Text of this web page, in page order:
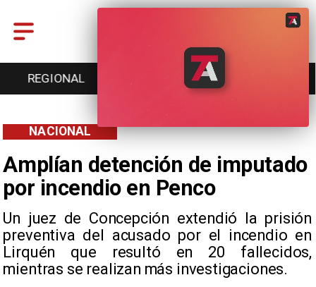
ENTRETENCIÓN DEPORTES CULTURA
Amplían detención de imputado
por incendio en Penco
Un juez de Concepción extendió la prisión
preventiva del acusado por el incendio en
Lirquén que resultó en 20 fallecidos,
mientras se realizan más investigaciones.
NACIONAL